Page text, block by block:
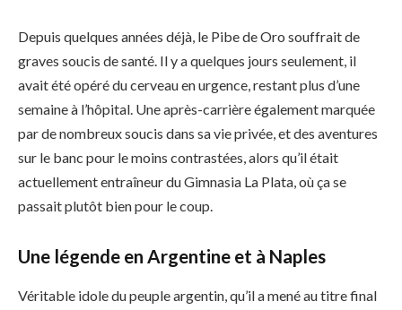
Depuis quelques années déjà, le Pibe de Oro souffrait de
graves soucis de santé. Il y a quelques jours seulement, il
avait été opéré du cerveau en urgence, restant plus d’une
semaine à l’hôpital. Une après-carrière également marquée
par de nombreux soucis dans sa vie privée, et des aventures
sur le banc pour le moins contrastées, alors qu’il était
actuellement entraîneur du Gimnasia La Plata, où ça se
passait plutôt bien pour le coup.
Une légende en Argentine et à Naples
Véritable idole du peuple argentin, qu’il a mené au titre final